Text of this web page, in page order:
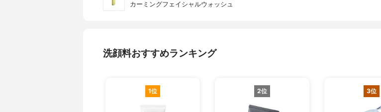
カーミングフェイシャルウォッシュ
洗顔料おすすめランキング
1位 2位 3位